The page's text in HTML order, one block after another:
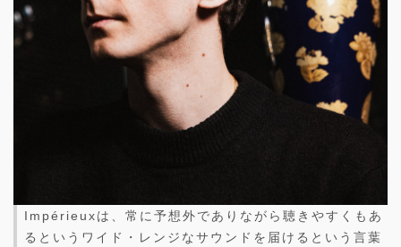
Impérieuxは、常に予想外でありながら聴きやすくもあ
るというワイド・レンジなサウンドを届けるという言葉